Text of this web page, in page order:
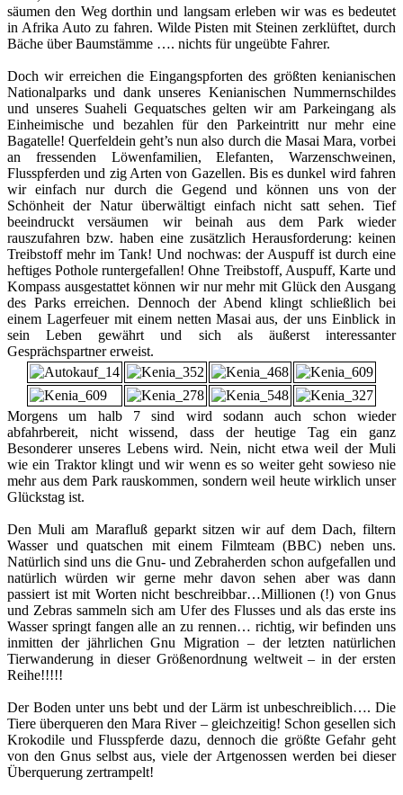
säumen den Weg dorthin und langsam erleben wir was es bedeutet
in Afrika Auto zu fahren. Wilde Pisten mit Steinen zerklüftet, durch
Bäche über Baumstämme …. nichts für ungeübte Fahrer.
Doch wir erreichen die Eingangspforten des größten kenianischen
Nationalparks und dank unseres Kenianischen Nummernschildes
und unseres Suaheli Gequatsches gelten wir am Parkeingang als
Einheimische und bezahlen für den Parkeintritt nur mehr eine
Bagatelle! Querfeldein geht’s nun also durch die Masai Mara, vorbei
an fressenden Löwenfamilien, Elefanten, Warzenschweinen,
Flusspferden und zig Arten von Gazellen. Bis es dunkel wird fahren
wir einfach nur durch die Gegend und können uns von der
Schönheit der Natur überwältigt einfach nicht satt sehen. Tief
beeindruckt versäumen wir beinah aus dem Park wieder
rauszufahren bzw. haben eine zusätzlich Herausforderung: keinen
Treibstoff mehr im Tank! Und nochwas: der Auspuff ist durch eine
heftiges Pothole runtergefallen! Ohne Treibstoff, Auspuff, Karte und
Kompass ausgestattet können wir nur mehr mit Glück den Ausgang
des Parks erreichen. Dennoch der Abend klingt schließlich bei
einem Lagerfeuer mit einem netten Masai aus, der uns Einblick in
sein Leben gewährt und sich als äußerst interessanter
Gesprächspartner erweist.
Morgens um halb 7 sind wird sodann auch schon wieder
abfahrbereit, nicht wissend, dass der heutige Tag ein ganz
Besonderer unseres Lebens wird. Nein, nicht etwa weil der Muli
wie ein Traktor klingt und wir wenn es so weiter geht sowieso nie
mehr aus dem Park rauskommen, sondern weil heute wirklich unser
Glückstag ist.
Den Muli am Marafluß geparkt sitzen wir auf dem Dach, filtern
Wasser und quatschen mit einem Filmteam (BBC) neben uns.
Natürlich sind uns die Gnu- und Zebraherden schon aufgefallen und
natürlich würden wir gerne mehr davon sehen aber was dann
passiert ist mit Worten nicht beschreibbar…Millionen (!) von Gnus
und Zebras sammeln sich am Ufer des Flusses und als das erste ins
Wasser springt fangen alle an zu rennen… richtig, wir befinden uns
inmitten der jährlichen Gnu Migration – der letzten natürlichen
Tierwanderung in dieser Größenordnung weltweit – in der ersten
Reihe!!!!!
Der Boden unter uns bebt und der Lärm ist unbeschreiblich…. Die
Tiere überqueren den Mara River – gleichzeitig! Schon gesellen sich
Krokodile und Flusspferde dazu, dennoch die größte Gefahr geht
von den Gnus selbst aus, viele der Artgenossen werden bei dieser
Überquerung zertrampelt!